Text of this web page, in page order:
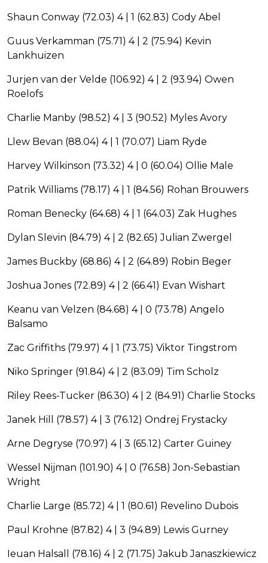
Shaun Conway (72.03) 4 | 1 (62.83) Cody Abel
Guus Verkamman (75.71) 4 | 2 (75.94) Kevin
Lankhuizen
Jurjen van der Velde (106.92) 4 | 2 (93.94) Owen
Roelofs
Charlie Manby (98.52) 4 | 3 (90.52) Myles Avory
Llew Bevan (88.04) 4 | 1 (70.07) Liam Ryde
Harvey Wilkinson (73.32) 4 | 0 (60.04) Ollie Male
Patrik Williams (78.17) 4 | 1 (84.56) Rohan Brouwers
Roman Benecky (64.68) 4 | 1 (64.03) Zak Hughes
Dylan Slevin (84.79) 4 | 2 (82.65) Julian Zwergel
James Buckby (68.86) 4 | 2 (64.89) Robin Beger
Joshua Jones (72.89) 4 | 2 (66.41) Evan Wishart
Keanu van Velzen (84.68) 4 | 0 (73.78) Angelo
Balsamo
Zac Griffiths (79.97) 4 | 1 (73.75) Viktor Tingstrom
Niko Springer (91.84) 4 | 2 (83.09) Tim Scholz
Riley Rees-Tucker (86.30) 4 | 2 (84.91) Charlie Stocks
Janek Hill (78.57) 4 | 3 (76.12) Ondrej Frystacky
Arne Degryse (70.97) 4 | 3 (65.12) Carter Guiney
Wessel Nijman (101.90) 4 | 0 (76.58) Jon-Sebastian
Wright
Charlie Large (85.72) 4 | 1 (80.61) Revelino Dubois
Paul Krohne (87.82) 4 | 3 (94.89) Lewis Gurney
Ieuan Halsall (78.16) 4 | 2 (71.75) Jakub Janaszkiewicz